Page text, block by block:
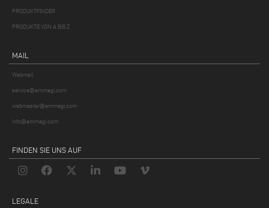
PRODUKTFINDER
PRODUKTE VON A BIS Z
MAIL
Webmail
service@emmegi.com
webmaster@emmegi.com
info@emmegi.com
FINDEN SIE UNS AUF
LEGALE